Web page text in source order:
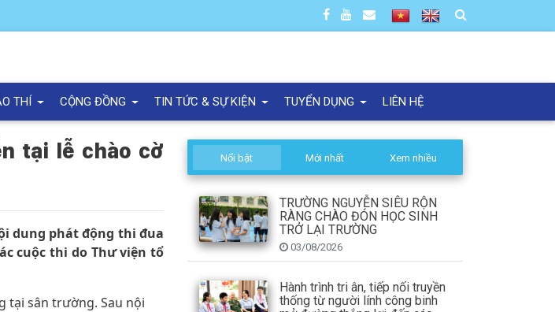
THÍ CỘNG ĐỒNG TIN TỨC & SỰ KIỆN TUYỂN DỤNG LIÊN HỆ
tại lễ chào cờ
dung phát động thi đua
cuộc thi do Thư viện tổ
tại sân trường. Sau nội
Nổi bật Mới nhất Xem nhiều
TRƯỜNG NGUYỄN SIÊU RỘN
RÀNG CHÀO ĐÓN HỌC SINH
TRỞ LẠI TRƯỜNG
03/08/2026
Hành trình tri ân, tiếp nối truyền
thống từ người lính công binh